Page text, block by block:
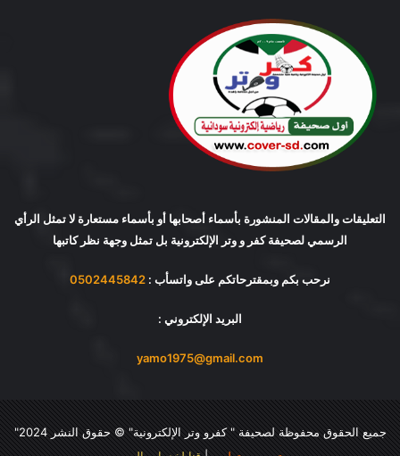
التعليقات والمقالات المنشورة بأسماء أصحابها أو بأسماء مستعارة لا تمثل الرأي
الرسمي لصحيفة كفر و وتر الإلكترونية بل تمثل وجهة نظر كاتبها
نرحب بكم وبمقترحاتكم على واتسأب : 0502445842
البريد الإلكتروني :
yamo1975@gmail.com
جميع الحقوق محفوظة لصحيفة "كفرو وتر الإلكترونية" © حقوق النشر 2024"